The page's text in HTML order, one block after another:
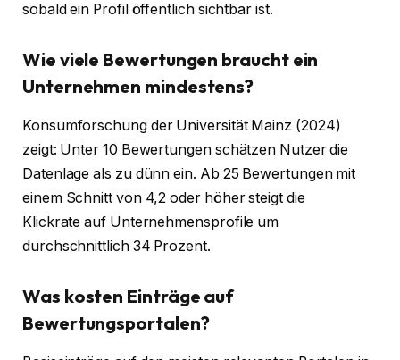
sobald ein Profil öffentlich sichtbar ist.
Wie viele Bewertungen braucht ein
Unternehmen mindestens?
Konsumforschung der Universität Mainz (2024)
zeigt: Unter 10 Bewertungen schätzen Nutzer die
Datenlage als zu dünn ein. Ab 25 Bewertungen mit
einem Schnitt von 4,2 oder höher steigt die
Klickrate auf Unternehmensprofile um
durchschnittlich 34 Prozent.
Was kosten Einträge auf
Bewertungsportalen?